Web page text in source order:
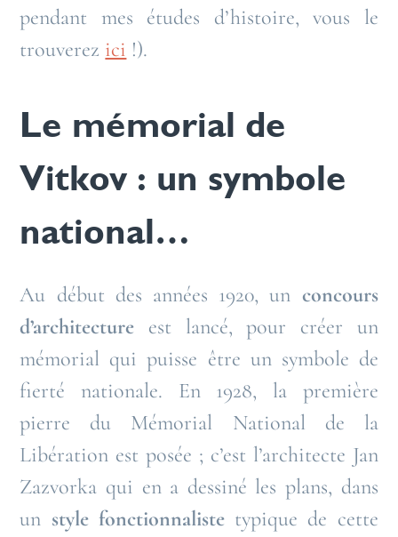
pendant mes études d’histoire, vous le
trouverez ici !).
Le mémorial de
Vitkov : un symbole
national…
Au début des années 1920, un concours
d’architecture est lancé, pour créer un
mémorial qui puisse être un symbole de
fierté nationale. En 1928, la première
pierre du Mémorial National de la
Libération est posée ; c’est l’architecte Jan
Zazvorka qui en a dessiné les plans, dans
un style fonctionnalistetypique de cette